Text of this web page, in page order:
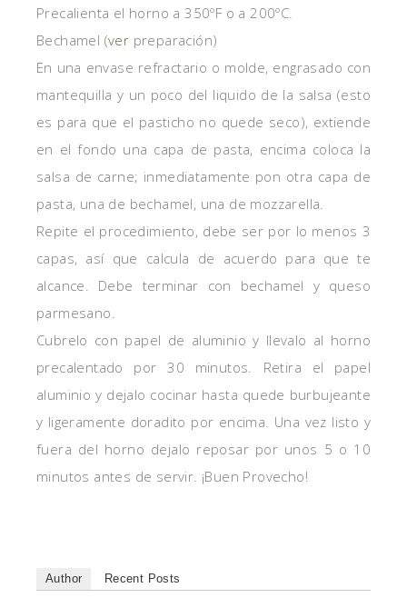
Precalienta el horno a 350ºF o a 200ºC.
Bechamel (ver preparación)
En una envase refractario o molde, engrasado con
mantequilla y un poco del liquido de la salsa (esto
es para que el pasticho no quede seco), extiende
en el fondo una capa de pasta, encima coloca la
salsa de carne; inmediatamente pon otra capa de
pasta, una de bechamel, una de mozzarella.
Repite el procedimiento, debe ser por lo menos 3
capas, así que calcula de acuerdo para que te
alcance. Debe terminar con bechamel y queso
parmesano.
Cubrelo con papel de aluminio y llevalo al horno
precalentado por 30 minutos. Retira el papel
aluminio y dejalo cocinar hasta quede burbujeante
y ligeramente doradito por encima. Una vez listo y
fuera del horno dejalo reposar por unos 5 o 10
minutos antes de servir. ¡Buen Provecho!
Author Recent Posts